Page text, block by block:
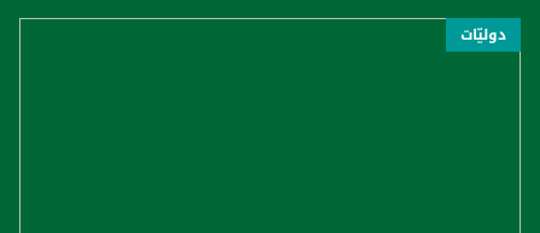
دوليّات